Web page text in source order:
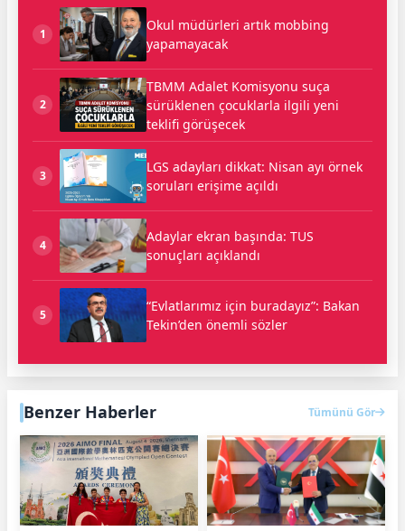
1
Okul müdürleri artık mobbing
yapamayacak
2
TBMM Adalet Komisyonu suça
sürüklenen çocuklarla ilgili yeni
teklifi görüşecek
3
LGS adayları dikkat: Nisan ayı örnek
soruları erişime açıldı
4
Adaylar ekran başında: TUS
sonuçları açıklandı
5
“Evlatlarımız için buradayız”: Bakan
Tekin’den önemli sözler
Benzer Haberler Tümünü Gör